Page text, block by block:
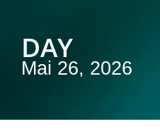
DAY
Mai 26, 2026